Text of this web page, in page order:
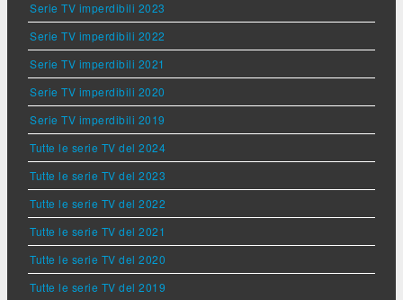
Serie TV imperdibili 2023
Serie TV imperdibili 2022
Serie TV imperdibili 2021
Serie TV imperdibili 2020
Serie TV imperdibili 2019
Tutte le serie TV del 2024
Tutte le serie TV del 2023
Tutte le serie TV del 2022
Tutte le serie TV del 2021
Tutte le serie TV del 2020
Tutte le serie TV del 2019